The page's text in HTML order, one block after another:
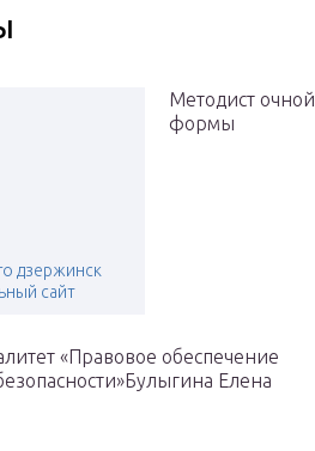
дзержинск
сайт
Методист очной
формы
«Правовое обеспечение
Елена